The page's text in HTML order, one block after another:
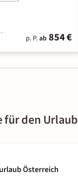
·
p. P. ab 854 €
für den Urlaub
Österreich